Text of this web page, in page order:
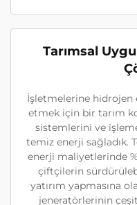
Tarımsal
İşletmelerine
etmek için bir tarım
sistemlerini ve
temiz enerji sağladık.
enerji maliyetlerinde
çiftçilerin
yatırım yapmasına
jeneratörlerinin